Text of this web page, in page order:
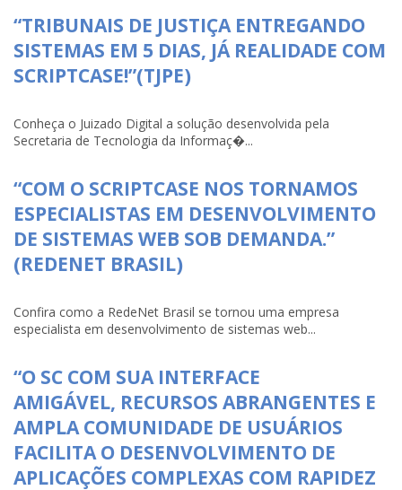
“TRIBUNAIS DE JUSTIÇA ENTREGANDO
SISTEMAS EM 5 DIAS, JÁ REALIDADE COM
SCRIPTCASE!”(TJPE)
Conheça o Juizado Digital a solução desenvolvida pela
Secretaria de Tecnologia da Informaç�...
“COM O SCRIPTCASE NOS TORNAMOS
ESPECIALISTAS EM DESENVOLVIMENTO
DE SISTEMAS WEB SOB DEMANDA.”
(REDENET BRASIL)
Confira como a RedeNet Brasil se tornou uma empresa
especialista em desenvolvimento de sistemas web...
“O SC COM SUA INTERFACE
AMIGÁVEL, RECURSOS ABRANGENTES E
AMPLA COMUNIDADE DE USUÁRIOS
FACILITA O DESENVOLVIMENTO DE
APLICAÇÕES COMPLEXAS COM RAPIDEZ